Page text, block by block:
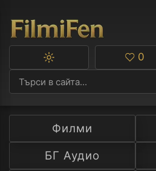
Превключване
тъмна
тема
0
Филми
БГ Аудио